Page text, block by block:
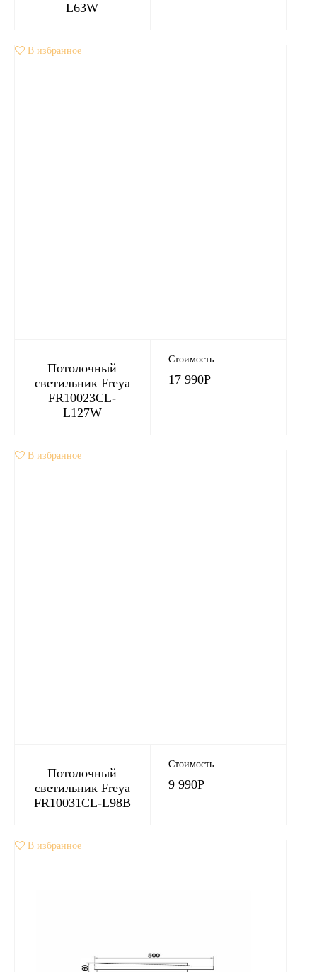
L63W
В избранное
Потолочный
светильник Freya
FR10023CL-
L127W
Стоимость
17 990Р
В избранное
Потолочный
светильник Freya
FR10031CL-L98B
Стоимость
9 990Р
В избранное